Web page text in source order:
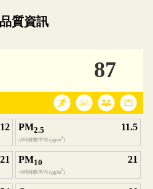
為視覺預覽，完整即時空